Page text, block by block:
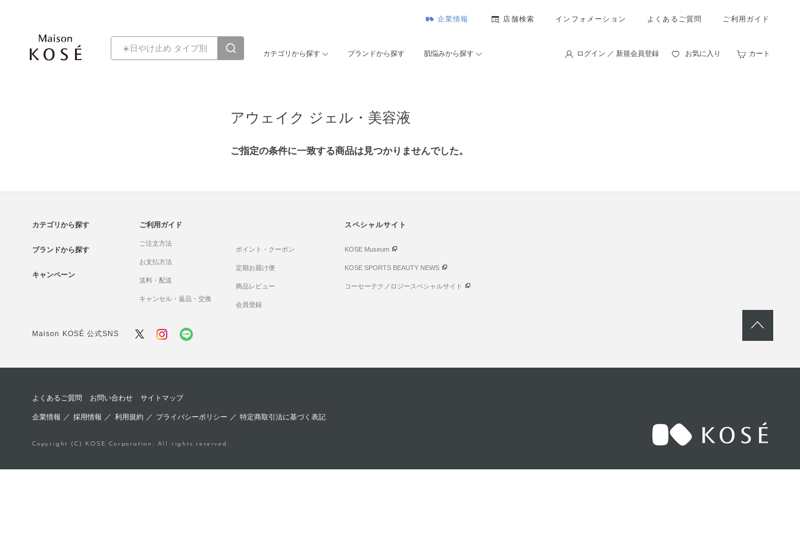
企業情報 店舗検索 インフォメーション よくあるご質問 ご利用ガイド
カテゴリから探す ブランドから探す 肌悩みから探す ログイン ／ 新規会員登録 お気に入り カート
アウェイク ジェル・美容液
ご指定の条件に⼀致する商品は見つかりませんでした。
カテゴリから探す
ブランドから探す
キャンペーン
ご利用ガイド
ご注文方法
お支払方法
送料・配送
キャンセル・返品・交換
ポイント・クーポン
定期お届け便
商品レビュー
会員登録
スペシャルサイト
KOSE Museum
KOSE SPORTS BEAUTY NEWS
コーセーテクノロジースペシャルサイト
Maison KOSÉ 公式SNS
よくあるご質問 お問い合わせ サイトマップ
企業情報 ／採用情報 ／ 利用規約／ プライバシーポリシー ／ 特定商取引法に基づく表記
Copyright (C) KOSE Corporation. All rights reserved.